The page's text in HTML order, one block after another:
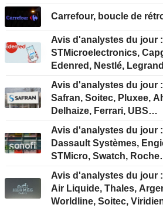
Carrefour, boucle de
Avis d'analystes du jour :
STMicroelectronics,
Edenred, Nestlé,
Avis d'analystes du jour
Safran, Soitec, Pluxee,
Delhaize, Ferrari, UBS…
Avis d'analystes du jour
Dassault Systèmes,
STMicro, Swatch,
Avis d'analystes du jour
Air Liquide, Thales,
Worldline, Soitec,